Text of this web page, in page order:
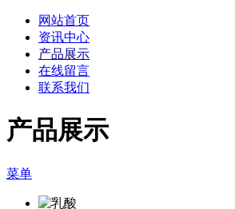
网站首页
资讯中心
产品展示
在线留言
联系我们
产品展示
菜单